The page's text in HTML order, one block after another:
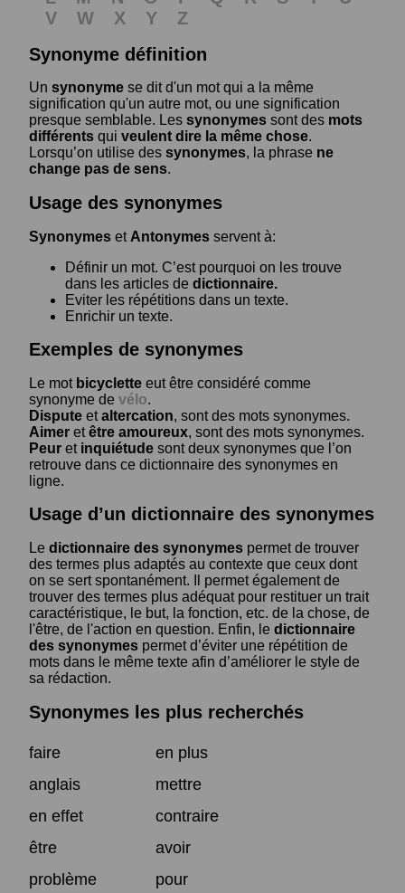
V
W X Y
Z
Synonyme définition
Un synonyme se dit d'un mot qui a la même
signification qu'un autre mot, ou une signification
presque semblable. Les synonymes sont des mots
différents qui veulent dire la même chose.
Lorsqu’on utilise des synonymes, la phrase ne
change pas de sens.
Usage des synonymes
Synonymes et Antonymes servent à:
Définir un mot. C’est pourquoi on les trouve
dans les articles de dictionnaire.
Eviter les répétitions dans un texte.
Enrichir un texte.
Exemples de synonymes
Le mot bicyclette eut être considéré comme
synonyme de vélo.
Dispute etaltercation, sont des mots synonymes.
Aimer etêtre amoureux, sont des mots synonymes.
Peur et inquiétude sont deux synonymes que l’on
retrouve dans ce dictionnaire des synonymes en
ligne.
Usage d’un dictionnaire des synonymes
Le dictionnaire des synonymes permet de trouver
des termes plus adaptés au contexte que ceux dont
on se sert spontanément. Il permet également de
trouver des termes plus adéquat pour restituer un trait
caractéristique, le but, la fonction, etc. de la chose, de
l'être, de l'action en question. Enfin, le dictionnaire
des synonymes permet d’éviter une répétition de
mots dans le même texte afin d’améliorer le style de
sa rédaction.
Synonymes les plus recherchés
faire
en plus
anglais
mettre
en effet
contraire
être
avoir
problème
pour